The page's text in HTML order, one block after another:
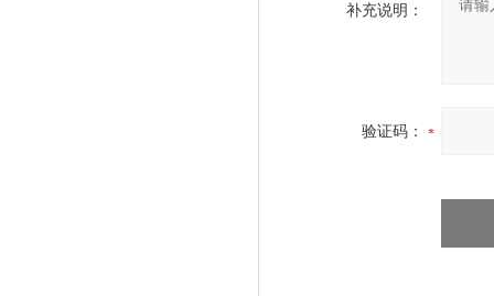
补充说明：
验证码：